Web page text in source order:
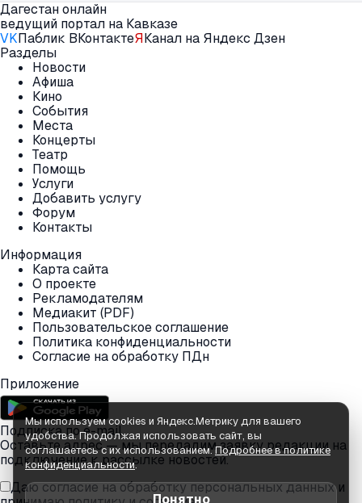
Дагестан онлайн
ведущий портал на Кавказе
VKПаблик ВКонтактеЯКанал на Яндекс Дзен
Разделы
Новости
Афиша
Кино
События
Места
Концерты
Театр
Помощь
Услуги
Добавить услугу
Форум
Контакты
Информация
Карта сайта
О проекте
Рекламодателям
Медиакит (PDF)
Пользовательское соглашение
Политика конфиденциальности
Согласие на обработку ПДн
Приложение
Подписка по e-mail
Оставьте адрес — мы передадим заявку редакции на
подключение к рассылке новостей.
Даю согласие на обработку персональных данных и
Мы используем cookies и Яндекс.Метрику для вашего
удобства. Продолжая использовать сайт, вы
соглашаетесь с их использованием.Подробнее в политике
конфиденциальности.
Понятно